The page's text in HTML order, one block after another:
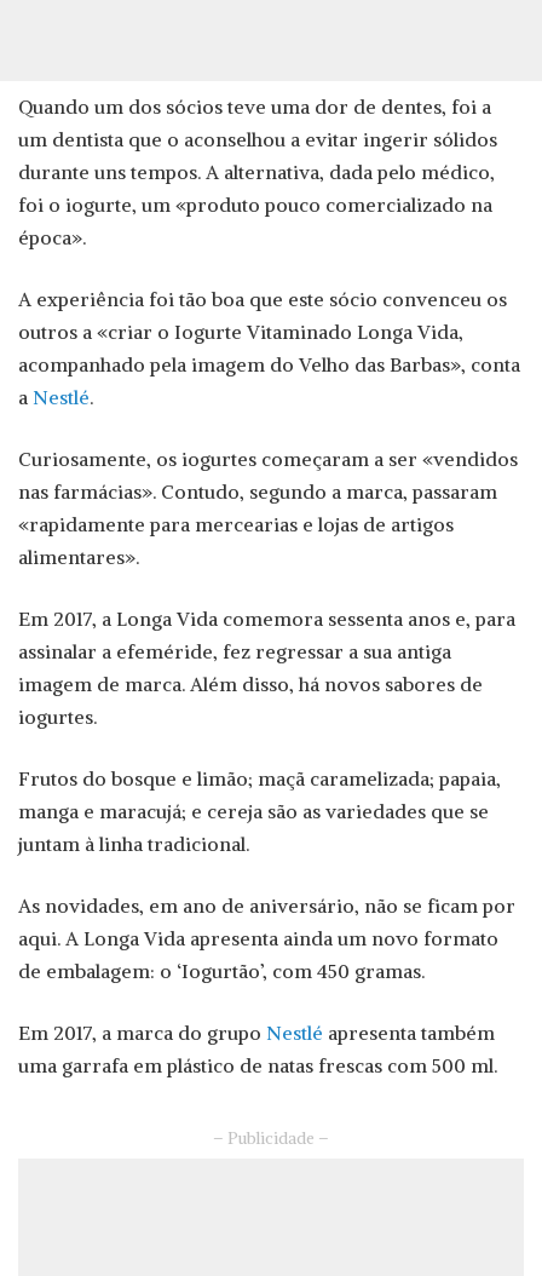
Quando um dos sócios teve uma dor de dentes, foi a
um dentista que o aconselhou a evitar ingerir sólidos
durante uns tempos. A alternativa, dada pelo médico,
foi o iogurte, um «produto pouco comercializado na
época».
A experiência foi tão boa que este sócio convenceu os
outros a «criar o Iogurte Vitaminado Longa Vida,
acompanhado pela imagem do Velho das Barbas», conta
a Nestlé.
Curiosamente, os iogurtes começaram a ser «vendidos
nas farmácias». Contudo, segundo a marca, passaram
«rapidamente para mercearias e lojas de artigos
alimentares».
Em 2017, a Longa Vida comemora sessenta anos e, para
assinalar a efeméride, fez regressar a sua antiga
imagem de marca. Além disso, há novos sabores de
iogurtes.
Frutos do bosque e limão; maçã caramelizada; papaia,
manga e maracujá; e cereja são as variedades que se
juntam à linha tradicional.
As novidades, em ano de aniversário, não se ficam por
aqui. A Longa Vida apresenta ainda um novo formato
de embalagem: o ‘Iogurtão’, com 450 gramas.
Em 2017, a marca do grupo Nestlé apresenta também
uma garrafa em plástico de natas frescas com 500 ml.
– Publicidade –